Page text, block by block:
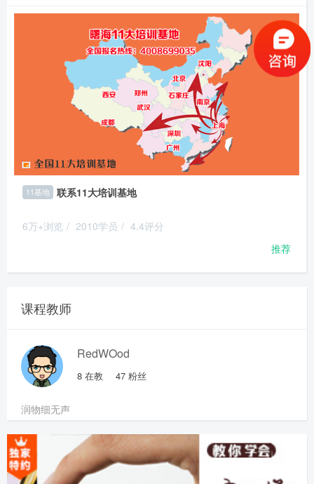
11基地 联系11大培训基地
6万+浏览 / 2010学员 / 4.4评分
推荐
课程教师
RedWOod
8 在教 47 粉丝
润物细无声